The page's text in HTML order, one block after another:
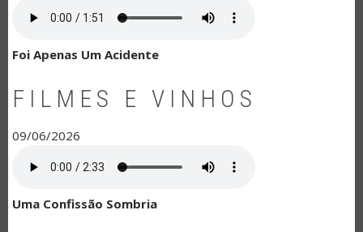
Foi Apenas Um Acidente
FILMES E VINHOS
09/06/2026
Uma Confissão Sombria